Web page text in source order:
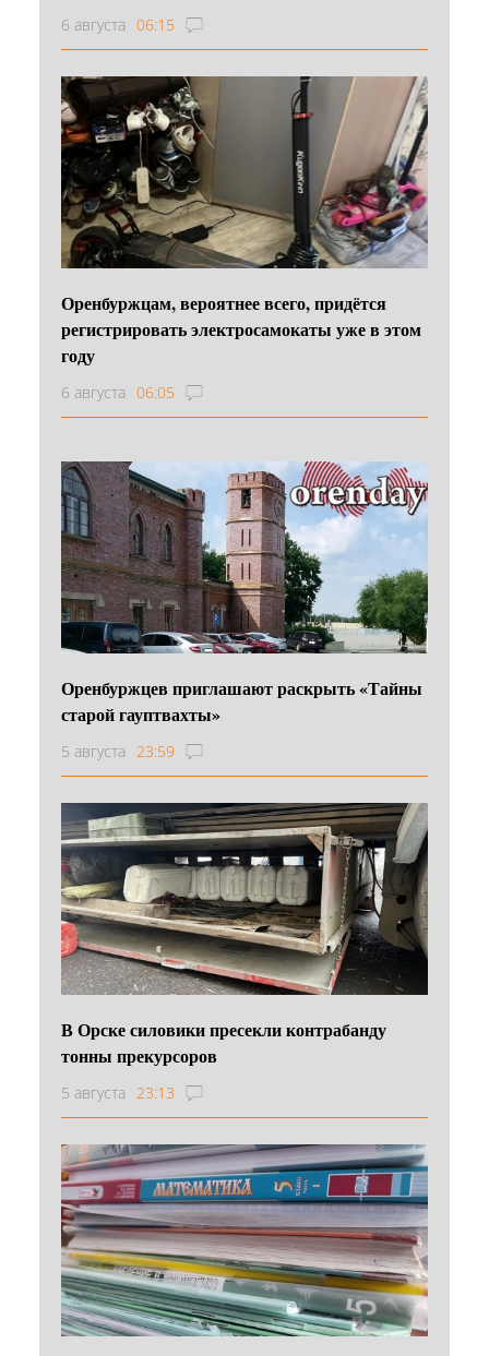
6 августа 06:15
Оренбуржцам, вероятнее всего, придётся
регистрировать электросамокаты уже в этом
году
6 августа 06:05
Оренбуржцев приглашают раскрыть «Тайны
старой гауптвахты»
5 августа 23:59
В Орске силовики пресекли контрабанду
тонны прекурсоров
5 августа 23:13